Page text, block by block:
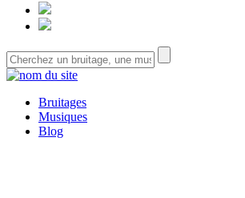
Bruitages
Musiques
Blog